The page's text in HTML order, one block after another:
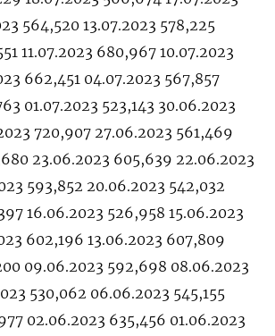
564,520 13.07.2023 578,225
11.07.2023 680,967 10.07.2023
662,451 04.07.2023 567,857
01.07.2023 523,143 30.06.2023
720,907 27.06.2023 561,469
23.06.2023 605,639 22.06.2023
593,852 20.06.2023 542,032
16.06.2023 526,958 15.06.2023
602,196 13.06.2023 607,809
09.06.2023 592,698 08.06.2023
530,062 06.06.2023 545,155
02.06.2023 635,456 01.06.2023